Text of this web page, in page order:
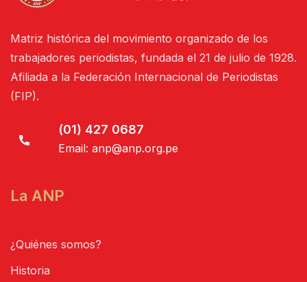
Matriz histórica del movimiento organizado de los
trabajadores periodistas, fundada el 21 de julio de 1928.
Afiliada a la Federación Internacional de Periodistas
(FIP).
(01) 427 0687
Email: anp@anp.org.pe
La ANP
¿Quiénes somos?
Historia